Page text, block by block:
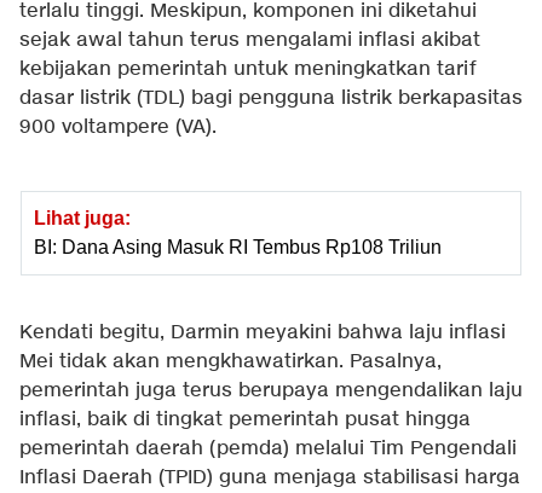
terlalu tinggi. Meskipun, komponen ini diketahui
sejak awal tahun terus mengalami inflasi akibat
kebijakan pemerintah untuk meningkatkan tarif
dasar listrik (TDL) bagi pengguna listrik berkapasitas
900 voltampere (VA).
Lihat juga:
BI: Dana Asing Masuk RI Tembus Rp108 Triliun
Kendati begitu, Darmin meyakini bahwa laju inflasi
Mei tidak akan mengkhawatirkan. Pasalnya,
pemerintah juga terus berupaya mengendalikan laju
inflasi, baik di tingkat pemerintah pusat hingga
pemerintah daerah (pemda) melalui Tim Pengendali
Inflasi Daerah (TPID) guna menjaga stabilisasi harga